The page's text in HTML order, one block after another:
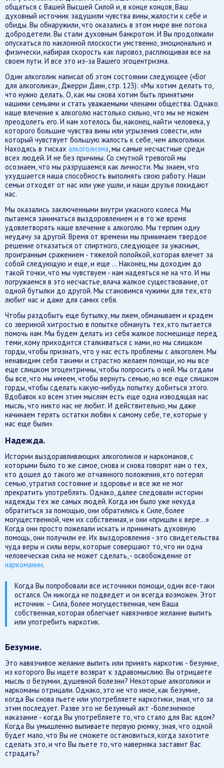
общаться с Вашей Высшей Силой и, в конце концов, Ваш
духовный источник задушили чувства вины, жалости к себе и
обиды. Вы обнаружили, что оказались в этом мире вне потока
добродетели. Вы стали духовным банкротом. И Вы продолжали
опускаться по наклонной плоскости умственно, эмоционально и
физически, набирая скорость как паровоз, расплющивая все на
своем пути. И все это из-за Вашего эгоцентризма.
Один алкоголик написал об этом состоянии следующее («Бог
для алкоголика», Джерри Данн, стр. 123): «Мы хотим делать то,
что нужно делать. О, как мы снова хотим быть принятыми
нашими семьями и стать уважаемыми членами общества. Однако,
наше влечение к алкоголю настолько сильно, что мы не можем
преодолеть его. И нам хотелось бы, наконец, найти человека, у
которого большие чувства вины или угрызения совести, или
который чувствует большую жалость к себе, чем алкоголики.
Находясь в тисках алкоголизма, мы самые несчастные среди
всех людей. И не без причины. Со смутной тревогой мы
осознаем, что мы разрушаемся как личности. Мы знаем, что
ухудшается наша способность выполнять свою работу. Наши
семьи отходят от нас или уже ушли, и наши друзья покидают
нас.
Мы оказались заключенными внутри ужасного колеса. Мы
пытаемся заниматься выздоровлением и в то же время
удовлетворять наше влечение к алкоголю. Мы терпим одну
неудачу за другой. Время от времени мы принимаем твердое
решение отказаться от спиртного, следующее за ужасным,
проигранным сражением - тяжелой попойкой, которая влечет за
собой следующую и еще, и еще ... Наконец, мы доходим до
такой точки, что мы чувствуем - нам надеяться не на что. И мы
погружаемся в это несчастье, влача жалкое существование, от
одной бутылки до другой. Мы становимся чужими для тех, кто
любит нас и даже для самих себя.
Чтобы раздобыть еще бутылку, мы лжем, обманываем и крадем
со звериной хитростью в попытке обмануть тех, кто пытается
помочь нам. Мы будем делать из себя жалкое посмешище перед
теми, кому приходится сталкиваться с нами, но мы слишком
горды, чтобы признать, что у нас есть проблемы с алкоголем. Мы
ненавидим себя такими и страстно желаем помощи, но мы все
еще слишком эгоцентричны, чтобы попросить о ней. Мы отдали
бы все, что мы имеем, чтобы вернуть семью, но все еще слишком
горды, чтобы сделать какую-нибудь попытку добиться этого.
Вдобавок ко всем этим мыслям есть еще одна изводящая нас
мысль, что никто нас не любит. И действительно, мы даже
начинаем терять остатки любви к самому себе, те, которые у
нас еще были».
Надежда.
Истории выздоравливающих алкоголиков и наркоманов, с
которыми было то же самое, снова и снова говорят нам о тех,
кто дошел до такого же отчаянного положения, кто потерял
семью, утратил состояние и здоровье и все же не мог
прекратить употреблять. Однако, далее следовали истории
надежды тех же самых людей. Когда им было уже некуда
обратиться за помощью, они обратились к Силе, более
могущественной, чем их собственная, и они «пришли к вере...»
Когда они просто пожелали искать и принимать духовную
помощь, они получили ее. Их выздоровления - это свидетельства
чуда веры и силы веры, которые совершают то, что ни одна
человеческая сила не может сделать, - освобождение от
наркомании.
Когда Вы попробовали все источники помощи, один все-таки
остался. Он никогда не подведет и он всегда возможен. Этот
источник – Сила, более могущественная, чем Ваша
собственная, которая облегчает навязчивое желание выпить
или употребить наркотик.
Безумие.
Это навязчивое желание выпить или принять наркотик - безумие,
из которого Вы ищете возврат к здравомыслию. Вы отрицаете
мысль о безумии, душевной болезни? Некоторые алкоголики и
наркоманы отрицали. Однако, это не что иное, как безумие,
когда Вы снова пьете или употребляете наркотики, зная, что за
этим последует. Разве это не безумный акт -болезненное
наказание - когда Вы употребляете то, что стало для Вас ядом?
Когда Вы умышленно выпиваете первую рюмку, зная, что одной
будет мало, что Вы не сможете остановиться, когда захотите
сделать это, и что Вы пьете то, что наверняка заставит Вас
страдать?